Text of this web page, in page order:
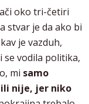
oko tri-četiri
stvar je da ako bi
je vazduh,
se vodila politika,
mi samo
ili nije, jer niko